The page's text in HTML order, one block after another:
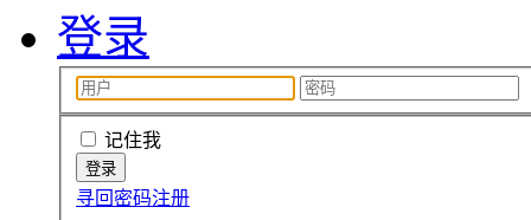
登录
记住我
寻回密码注册